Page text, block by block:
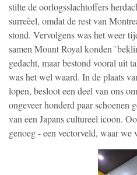
stilte de oorlogsslachtoffers
surreëel, omdat de rest van
stond. Vervolgens was het weer
samen Mount Royal konden
gedacht, maar bestond vooral uit
was het wel waard. In de plaats
lopen, besloot een deel van ons
ongeveer honderd paar schoenen
van een Japans cultureel icoon.
genoeg - een vectorveld, waar we